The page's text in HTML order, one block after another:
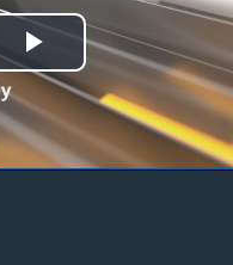
Odtwórz
wideo